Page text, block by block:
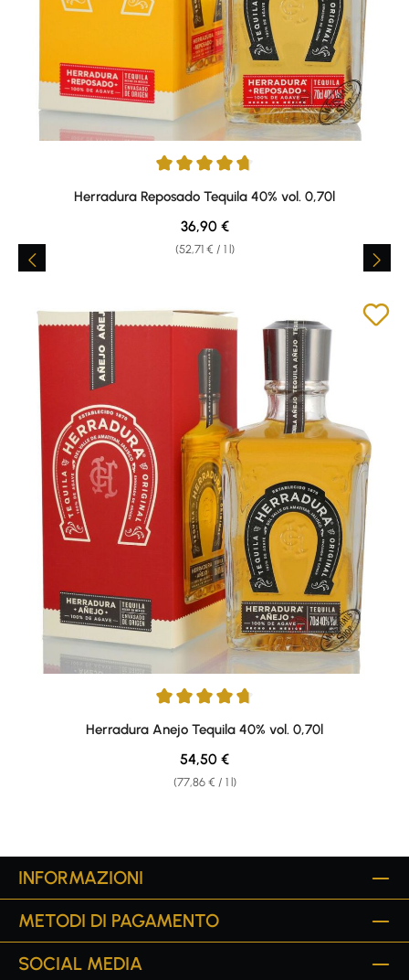
Average rating of 4.85 out of 5 stars
Herradura Reposado Tequila 40% vol. 0,70l
(52,71 € / 1 l)
Regular price:
36,90 €
Average rating of 4.67 out of 5 stars
Herradura Anejo Tequila 40% vol. 0,70l
(77,86 € / 1 l)
Regular price:
54,50 €
INFORMAZIONI
METODI DI PAGAMENTO
SOCIAL MEDIA